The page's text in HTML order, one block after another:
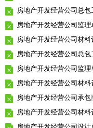
房地产开发经营公司总
房地产开发经营公司监
房地产开发经营公司材
房地产开发经营公司总
房地产开发经营公司监
房地产开发经营公司材
房地产开发经营公司承
房地产开发经营公司材